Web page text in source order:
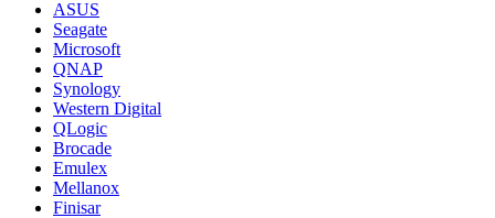
ASUS
Seagate
Microsoft
QNAP
Synology
Western Digital
QLogic
Brocade
Emulex
Mellanox
Finisar